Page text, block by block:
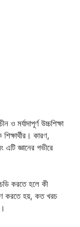
ও মর্যাদাপূর্ণ উচ্চশিক্ষা
কারণ,
জ্ঞানের গভীরে
করতে হলে কী
করতে হয়, কত খরচ